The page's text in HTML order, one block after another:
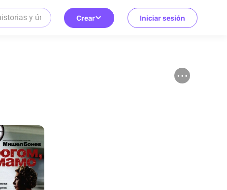
Crear Iniciar sesión